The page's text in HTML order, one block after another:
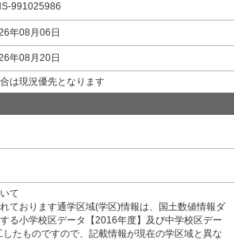
991025986
年08月06日
年08月20日
は現況優先となります
て
ております通学区域(学区)情報は、国土数値情報ダ
る小学校区データ【2016年度】及び中学校区デー
たものですので、記載情報が現在の学区域と異な